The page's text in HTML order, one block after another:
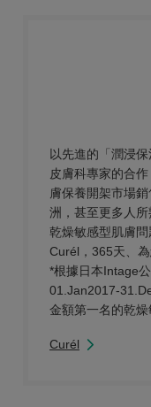
以先進的「潤浸
皮膚科專家的合
膚保養開架市場
洲，甚至更多人所
乾燥敏感型肌膚問
Curél，365天、
*根據日本Intage
01.Jan2017-
金額第一名的乾燥
Curél